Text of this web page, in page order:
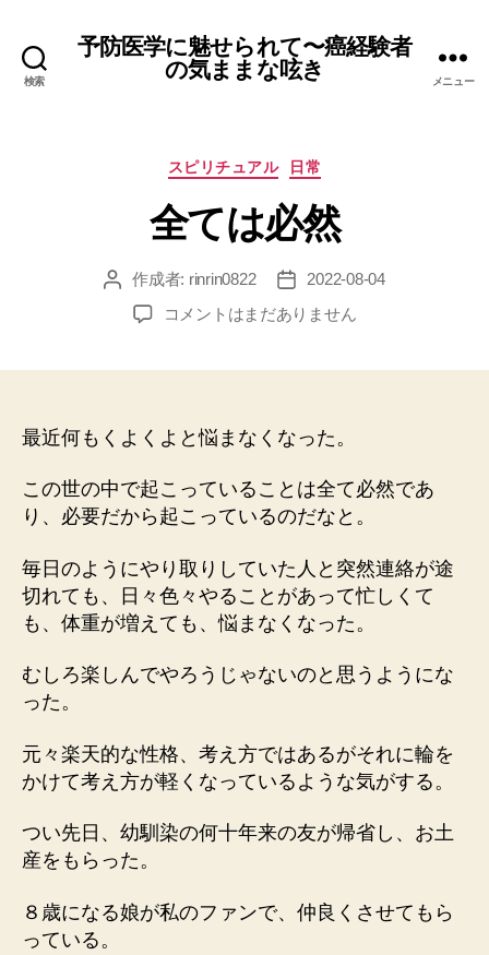
検索
予防医学に魅せられて〜癌経験者
の気ままな呟き
メニュー
カ
ゴ
リ
スピリチュアル 日常
全ては必然
投 作成者: rinrin0822
投
稿
日
2022-08-04
全
へ
コメントはまだありません
最近何もくよくよと悩まなくなった。
この世の中で起こっていることは全て必然であ
り、必要だから起こっているのだなと。
毎日のようにやり取りしていた人と突然連絡が途
切れても、日々色々やることがあって忙しくて
も、体重が増えても、悩まなくなった。
むしろ楽しんでやろうじゃないのと思うようにな
った。
元々楽天的な性格、考え方ではあるがそれに輪を
かけて考え方が軽くなっているような気がする。
つい先日、幼馴染の何十年来の友が帰省し、お土
産をもらった。
８歳になる娘が私のファンで、仲良くさせてもら
っている。